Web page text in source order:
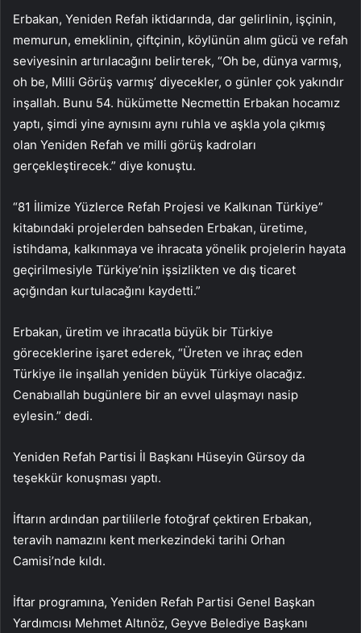
Erbakan, Yeniden Refah iktidarında, dar gelirlinin, işçinin,
memurun, emeklinin, çiftçinin, köylünün alım gücü ve refah
seviyesinin artırılacağını belirterek, “Oh be, dünya varmış,
oh be, Milli Görüş varmış’ diyecekler, o günler çok yakındır
inşallah. Bunu 54. hükümette Necmettin Erbakan hocamız
yaptı, şimdi yine aynısını aynı ruhla ve aşkla yola çıkmış
olan Yeniden Refah ve milli görüş kadroları
gerçekleştirecek.” diye konuştu.
“81 İlimize Yüzlerce Refah Projesi ve Kalkınan Türkiye”
kitabındaki projelerden bahseden Erbakan, üretime,
istihdama, kalkınmaya ve ihracata yönelik projelerin hayata
geçirilmesiyle Türkiye’nin işsizlikten ve dış ticaret
açığından kurtulacağını kaydetti.”
Erbakan, üretim ve ihracatla büyük bir Türkiye
göreceklerine işaret ederek, “Üreten ve ihraç eden
Türkiye ile inşallah yeniden büyük Türkiye olacağız.
Cenabıallah bugünlere bir an evvel ulaşmayı nasip
eylesin.” dedi.
Yeniden Refah Partisi İl Başkanı Hüseyin Gürsoy da
teşekkür konuşması yaptı.
İftarın ardından partililerle fotoğraf çektiren Erbakan,
teravih namazını kent merkezindeki tarihi Orhan
Camisi’nde kıldı.
İftar programına, Yeniden Refah Partisi Genel Başkan
Yardımcısı Mehmet Altınöz, Geyve Belediye Başkanı